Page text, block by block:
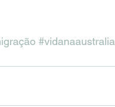
#vidanaaustralia